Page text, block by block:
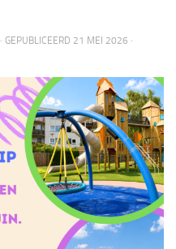
· GEPUBLICEERD 21 MEI 2026 ·